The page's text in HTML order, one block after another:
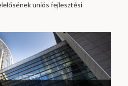
uniós fejlesztési